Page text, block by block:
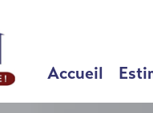
Accueil